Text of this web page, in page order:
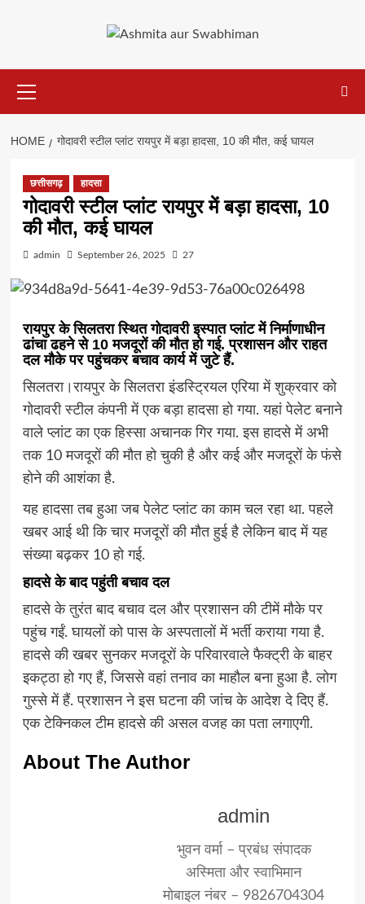
Menu
HOME गोदावरी स्टील प्लांट रायपुर में बड़ा हादसा, 10 की मौत, कई घायल
छत्तीसगढ़ हादसा
गोदावरी स्टील प्लांट रायपुर में बड़ा हादसा, 10
की मौत, कई घायल
admin September 26, 2025 27
रायपुर के सिलतरा स्थित गोदावरी इस्पात प्लांट में निर्माणाधीन
ढांचा ढहने से 10 मजदूरों की मौत हो गई. प्रशासन और राहत
दल मौके पर पहुंचकर बचाव कार्य में जुटे हैं.
सिलतरा।रायपुर के सिलतरा इंडस्ट्रियल एरिया में शुक्रवार को
गोदावरी स्टील कंपनी में एक बड़ा हादसा हो गया. यहां पेलेट बनाने
वाले प्लांट का एक हिस्सा अचानक गिर गया. इस हादसे में अभी
तक 10 मजदूरों की मौत हो चुकी है और कई और मजदूरों के फंसे
होने की आशंका है.
यह हादसा तब हुआ जब पेलेट प्लांट का काम चल रहा था. पहले
खबर आई थी कि चार मजदूरों की मौत हुई है लेकिन बाद में यह
संख्या बढ़कर 10 हो गई.
हादसे के बाद पहुंती बचाव दल
हादसे के तुरंत बाद बचाव दल और प्रशासन की टीमें मौके पर
पहुंच गईं. घायलों को पास के अस्पतालों में भर्ती कराया गया है.
हादसे की खबर सुनकर मजदूरों के परिवारवाले फैक्ट्री के बाहर
इकट्ठा हो गए हैं, जिससे वहां तनाव का माहौल बना हुआ है. लोग
गुस्से में हैं. प्रशासन ने इस घटना की जांच के आदेश दे दिए हैं.
एक टेक्निकल टीम हादसे की असल वजह का पता लगाएगी.
About The Author
admin
भुवन वर्मा – प्रबंध संपादक
अस्मिता और स्वाभिमान
मोबाइल नंबर – 9826704304